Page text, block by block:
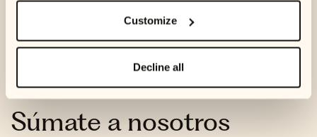
Customize
Decline all
Súmate a nosotros